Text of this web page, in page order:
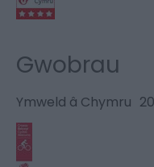
Gwobrau
Ymweld â Chymru